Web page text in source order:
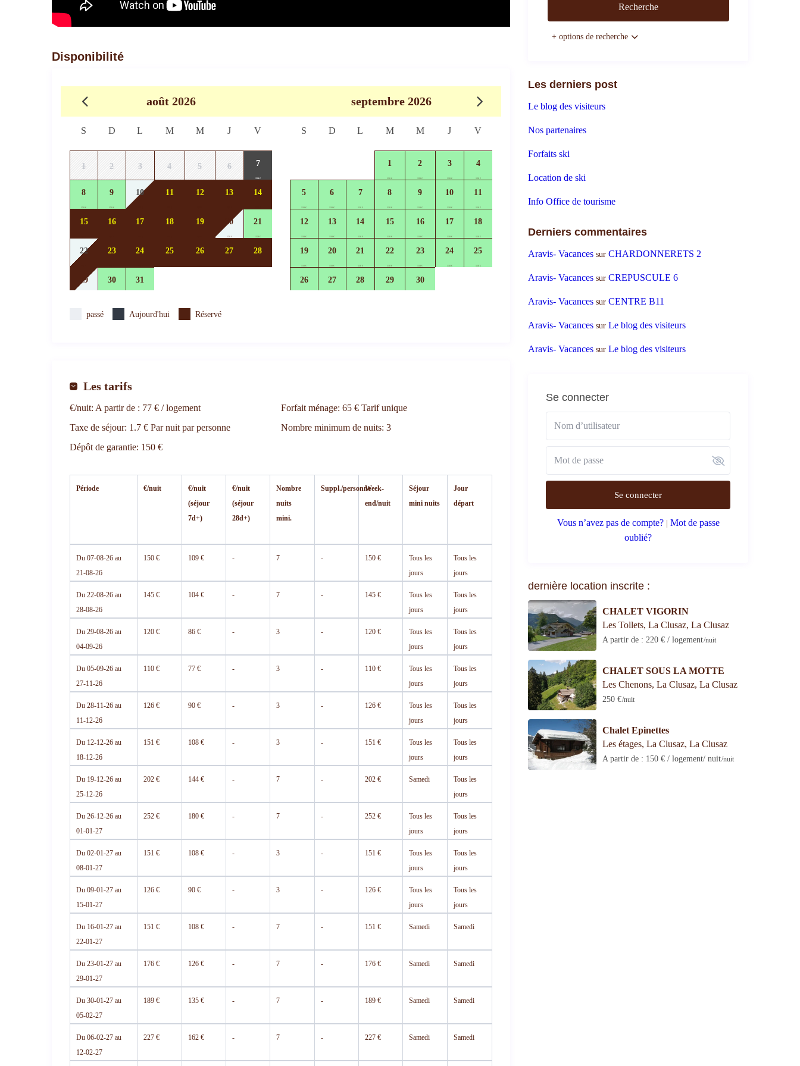
Disponibilité
août 2026
S D L M M J V
1 2 3 4 5 6 7
150 €
8
150 €
9
150 €
10 11 12 13 14
15 16 17 18 19 20
150 €
21
150 €
22 23 24 25 26 27 28
29 30 31
septembre 2026
S D L M M J V
1
120 €
2
120 €
3
120 €
4
120 €
5
110 €
6
110 €
7
110 €
8
110 €
9
110 €
10
110 €
11
110 €
12
110 €
13
110 €
14
110 €
15
110 €
16
110 €
17
110 €
18
110 €
19
110 €
20
110 €
21
110 €
22
110 €
23
110 €
24
110 €
25
110 €
26 27 28 29 30
passé Aujourd'hui Réservé
Les tarifs
€/nuit: A partir de : 77 € / logement Forfait ménage: 65 € Tarif unique
Taxe de séjour: 1.7 € Par nuit par personne Nombre minimum de nuits: 3
Dépôt de garantie: 150 €
Période €/nuit
€/nuit
(séjour
7d+)
€/nuit
(séjour
28d+)
Nombre
nuits
mini.
Suppl./personneWeek-
end/nuit
Séjour
mini nuits
Jour
départ
Du 07-08-26 au
21-08-26
150 € 109 € - 7 - 150 €
Tous les
jours
Tous les
jours
Du 22-08-26 au
28-08-26
145 € 104 € - 7 - 145 €
Tous les
jours
Tous les
jours
Du 29-08-26 au
04-09-26
120 € 86 € - 3 - 120 €
Tous les
jours
Tous les
jours
Du 05-09-26 au
27-11-26
110 € 77 € - 3 - 110 €
Tous les
jours
Tous les
jours
Du 28-11-26 au
11-12-26
126 € 90 € - 3 - 126 €
Tous les
jours
Tous les
jours
Du 12-12-26 au
18-12-26
151 € 108 € - 3 - 151 €
Tous les
jours
Tous les
jours
Du 19-12-26 au
25-12-26
202 € 144 € - 7 - 202 € Samedi
Tous les
jours
Du 26-12-26 au
01-01-27
252 € 180 € - 7 - 252 €
Tous les
jours
Tous les
jours
Du 02-01-27 au
08-01-27
151 € 108 € - 3 - 151 €
Tous les
jours
Tous les
jours
Du 09-01-27 au
15-01-27
126 € 90 € - 3 - 126 €
Tous les
jours
Tous les
jours
Du 16-01-27 au
22-01-27
151 € 108 € - 7 - 151 € Samedi Samedi
Du 23-01-27 au
29-01-27
176 € 126 € - 7 - 176 € Samedi Samedi
Du 30-01-27 au
05-02-27
189 € 135 € - 7 - 189 € Samedi Samedi
Du 06-02-27 au
12-02-27
227 € 162 € - 7 - 227 € Samedi Samedi
+ options de recherche
Les derniers post
Le blog des visiteurs
Nos partenaires
Forfaits ski
Location de ski
Info Office de tourisme
Derniers commentaires
Aravis- Vacances sur CHARDONNERETS 2
Aravis- Vacances sur CREPUSCULE 6
Aravis- Vacances sur CENTRE B11
Aravis- Vacances sur Le blog des visiteurs
Aravis- Vacances sur Le blog des visiteurs
Se connecter
Se connecter
Vous n’avez pas de compte?| Mot de passe
oublié?
dernière location inscrite :
CHALET VIGORIN
Les Tollets, La Clusaz, La Clusaz
A partir de : 220 € / logement/nuit
CHALET SOUS LA MOTTE
Les Chenons, La Clusaz, La Clusaz
250 €/nuit
Chalet Epinettes
Les étages, La Clusaz, La Clusaz
A partir de : 150 € / logement/ nuit/nuit